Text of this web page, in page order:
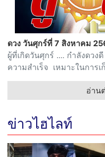
ดวง วันศุกร์ที่ 7 สิงหาคม
ผู้ที่เกิดวันศุกร์ .... กำลังดวง
ความสำเร็จ เหมาะในการเ
อ่าน
ข่าวไฮไลท์